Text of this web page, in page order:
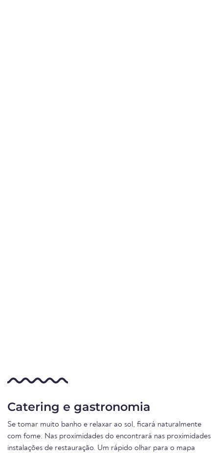
Catering e gastronomia
Se tomar muito banho e relaxar ao sol, ficará naturalmente
com fome. Nas proximidades do encontrará nas proximidades
instalações de restauração. Um rápido olhar para o mapa